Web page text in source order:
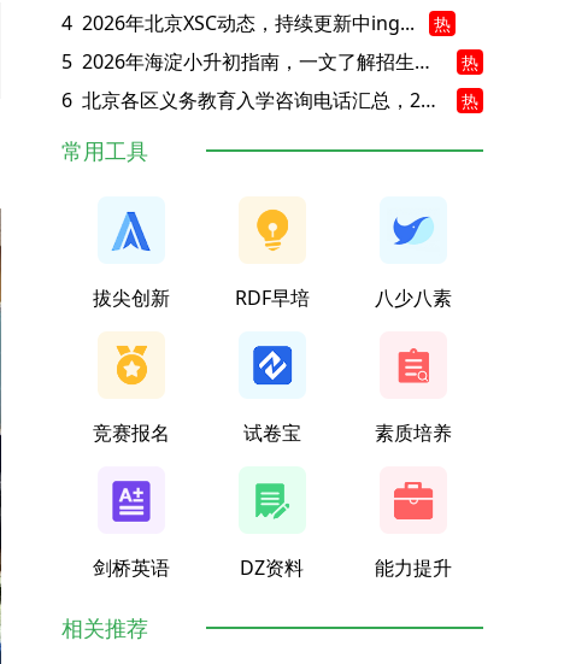
4 2026年北京XSC动态，持续更新中ing... 热
5 2026年海淀小升初指南，一文了解招生政策要点 热
6 北京各区义务教育入学咨询电话汇总，25年小升初家长提前收藏 热
常用工具
拔尖创新 RDF早培 八少八素
竞赛报名 试卷宝 素质培养
剑桥英语 DZ资料 能力提升
相关推荐